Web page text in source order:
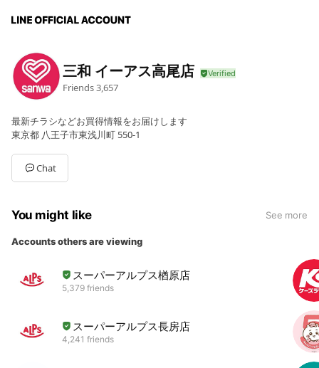
三和 イーアス高尾店
Friends3,657
最新チラシなどお買得情報をお届けします
東京都 八王子市東浅川町 550-1
Chat
You might like See more
Accounts others are viewing
スーパーアルプス楢原店
5,379 friends
スーパーアルプス長房店
4,241 friends